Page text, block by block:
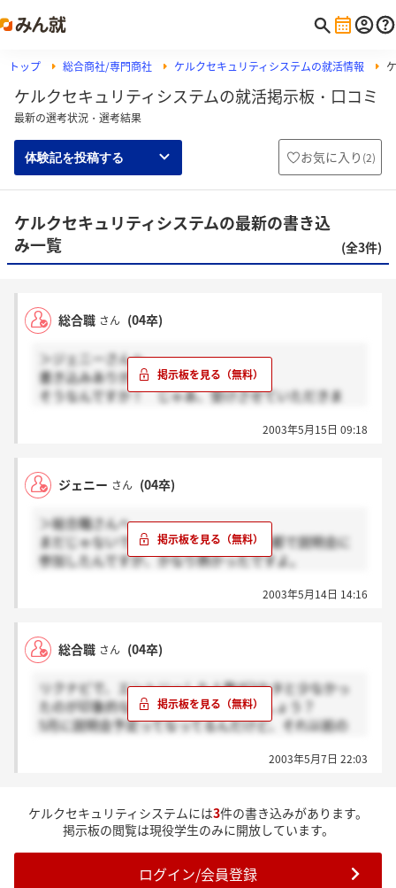
トップ 総合商社/専門商社 ケルクセキュリティシステムの就活情報
ケルクセキュリティシステムの就活掲示板・口コミ
最新の選考状況・選考結果
体験記を投稿する お気に入り (2)
ケルクセキュリティシステムの最新の書き込
み一覧
(全3件)
総合職 さん (04卒)
＞ジェニーさんへ
書き込みありがとう。
そうなんですか！ じゃあ、受けさせていただきま
もしれませんねー^^ お互いに頑張ろう。2003年5月15日 09:18
ジェニー さん (04卒)
＞総合職さんへ
まだじゃないですかねー。私は4月に京都で説明会に
参加したんですが、かなり熱かったですよ。
でもこの会社は30年続いていて歴史がある、なんか温
いい会社だと思うし、今まだ面接進行中ですが、がん
ばります！！
2003年5月14日 14:16
総合職 さん (04卒)
リクナビで、エントリーした人数が3ケタと少なかっ
たのが印象的なんですが、どうなんでしょう？
5月に説明会予定ってなってるんだけど、それ以前の
2003年5月7日 22:03
ケルクセキュリティシステムには3件の書き込みがあります。
掲示板の閲覧は現役学生のみに開放しています。
ログイン/会員登録